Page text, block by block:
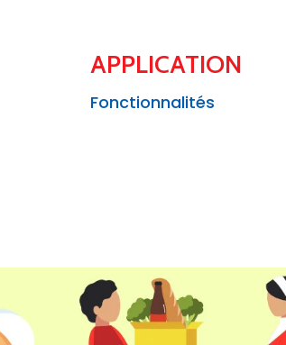
APPLICATION
Fonctionnalités